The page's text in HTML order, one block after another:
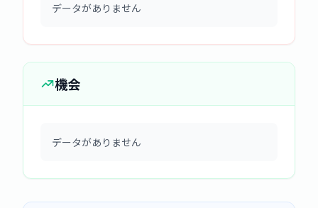
データがありません
機会
データがありません